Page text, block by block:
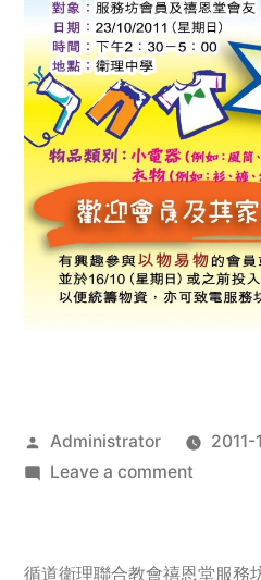
Posted
by
Administrator
Leave a commenton
服
循道衛理聯合教會禧恩堂服務